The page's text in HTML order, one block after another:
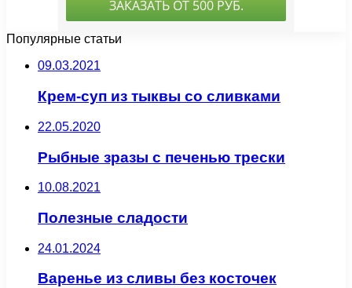
Популярные статьи
09.03.2021
Крем-суп из тыквы со сливками
22.05.2020
Рыбные зразы с печенью трески
10.08.2021
Полезные сладости
24.01.2024
Варенье из сливы без косточек